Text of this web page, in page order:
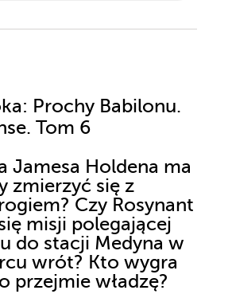
: Prochy Babilonu.
Tom 6
Jamesa Holdena ma
zmierzyć się z
Czy Rosynant
misji polegającej
do stacji Medyna w
wrót? Kto wygra
przejmie władzę?